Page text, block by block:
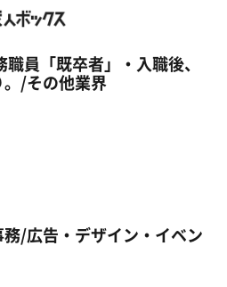
員「既卒者」・入職後、
/その他業界
務/広告・デザイン・イベン